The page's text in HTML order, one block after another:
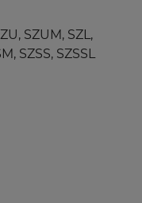
SZUM, SZL,
SZSS, SZSSL